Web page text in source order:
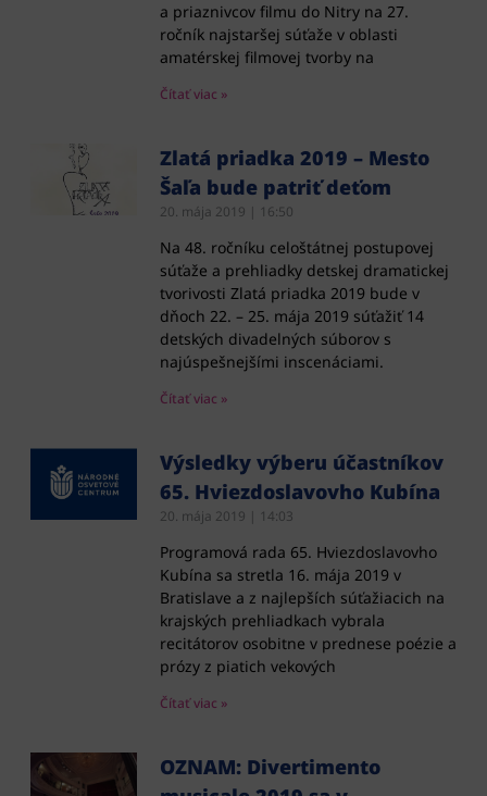
a priaznivcov filmu do Nitry na 27.
ročník najstaršej súťaže v oblasti
amatérskej filmovej tvorby na
Čítať viac »
Zlatá priadka 2019 – Mesto
Šaľa bude patriť deťom
20. mája 2019 16:50
Na 48. ročníku celoštátnej postupovej
súťaže a prehliadky detskej dramatickej
tvorivosti Zlatá priadka 2019 bude v
dňoch 22. – 25. mája 2019 súťažiť 14
detských divadelných súborov s
najúspešnejšími inscenáciami.
Čítať viac »
Výsledky výberu účastníkov
65. Hviezdoslavovho Kubína
20. mája 2019 14:03
Programová rada 65. Hviezdoslavovho
Kubína sa stretla 16. mája 2019 v
Bratislave a z najlepších súťažiacich na
krajských prehliadkach vybrala
recitátorov osobitne v prednese poézie a
prózy z piatich vekových
Čítať viac »
OZNAM: Divertimento